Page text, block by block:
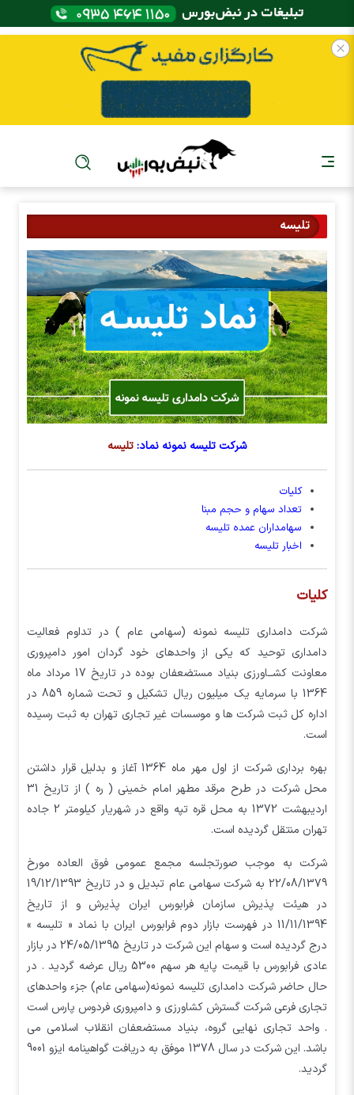
تلیسه
شرکت تلیسه نمونه نماد:تلیسه
کلیات
تعداد سهام و حجم مبنا
سهامداران عمده تلیسه
اخبار تلیسه
کلیات
شركت دامداري تليسه نمونه (سهامي عام ) در تداوم فعاليت
دامداري توحيد كه يكي از واحدهاي خود گردان امور دامپروري
معاونت كشــاورزي بنياد مستضعفان بوده در تاريخ 17 مرداد ماه
1364 با سرمايه يك ميليون ريال تشكيل و تحت شماره 859 در
اداره كل ثبت شركت ها و موسسات غير تجاري تهران به ثبت رسيده
است.
بهره برداري شركت از اول مهر ماه 1364 آغاز و بدليل قرار داشتن
محل شركت در طرح مرقد مطهر امام خميني ( ره ) از تاريخ 31
ارديبهشت 1372 به محل قره تپه واقع در شهريار كيلومتر 2 جاده
تهران منتقل گرديده است.
شرکت به موجب صورتجلسه مجمع عمومی فوق العاده مورخ
22/08/1379 به شرکت سهامی عام تبدیل و در تاریخ 19/12/1393
در هیئت پذیرش سازمان فرابورس ایران پذیرش و از تاریخ
11/11/1394 در فهرست بازار دوم فرابورس ایران با نماد « تلیسه »
درج گردیده است و سهام این شرکت در تاریخ 24/05/1395 در بازار
عادی فرابورس با قیمت پایه هر سهم 5300 ریال عرضه گردید . در
حال حاضر شرکت دامداری تلیسه نمونه(سهامي عام) جزء واحدهای
تجاری فرعی شرکت گسترش کشاورزی و دامپروری فردوس پارس است
. واحد تجاری نهایی گروه، بنیاد مستضعفان انقلاب اسلامی می
باشد. این شرکت در سال 1378 موفق به دریافت گواهینامه ایزو 9001
گردید.